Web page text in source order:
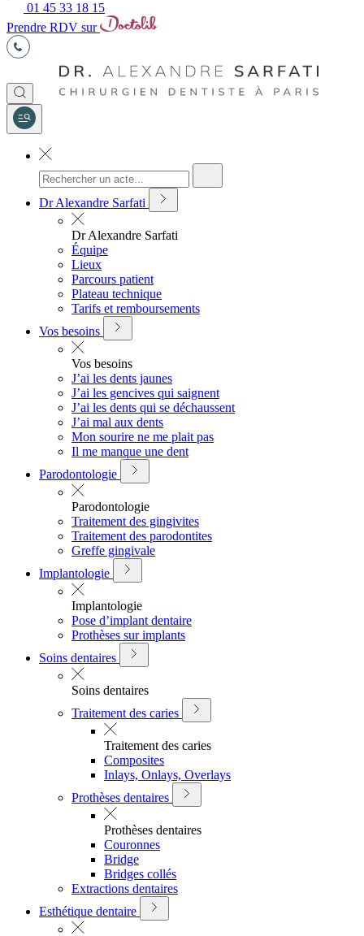
01 45 33 18 15
Prendre RDV sur
Dr Alexandre Sarfati
Dr Alexandre Sarfati
Équipe
Lieux
Parcours patient
Plateau technique
Tarifs et remboursements
Vos besoins
Vos besoins
J’ai les dents jaunes
J’ai les gencives qui saignent
J’ai les dents qui se déchaussent
J’ai mal aux dents
Mon sourire ne me plait pas
Il me manque une dent
Parodontologie
Parodontologie
Traitement des gingivites
Traitement des parodontites
Greffe gingivale
Implantologie
Implantologie
Pose d’implant dentaire
Prothèses sur implants
Soins dentaires
Soins dentaires
Traitement des caries
Traitement des caries
Composites
Inlays, Onlays, Overlays
Prothèses dentaires
Prothèses dentaires
Couronnes
Bridge
Bridges collés
Extractions dentaires
Esthétique dentaire